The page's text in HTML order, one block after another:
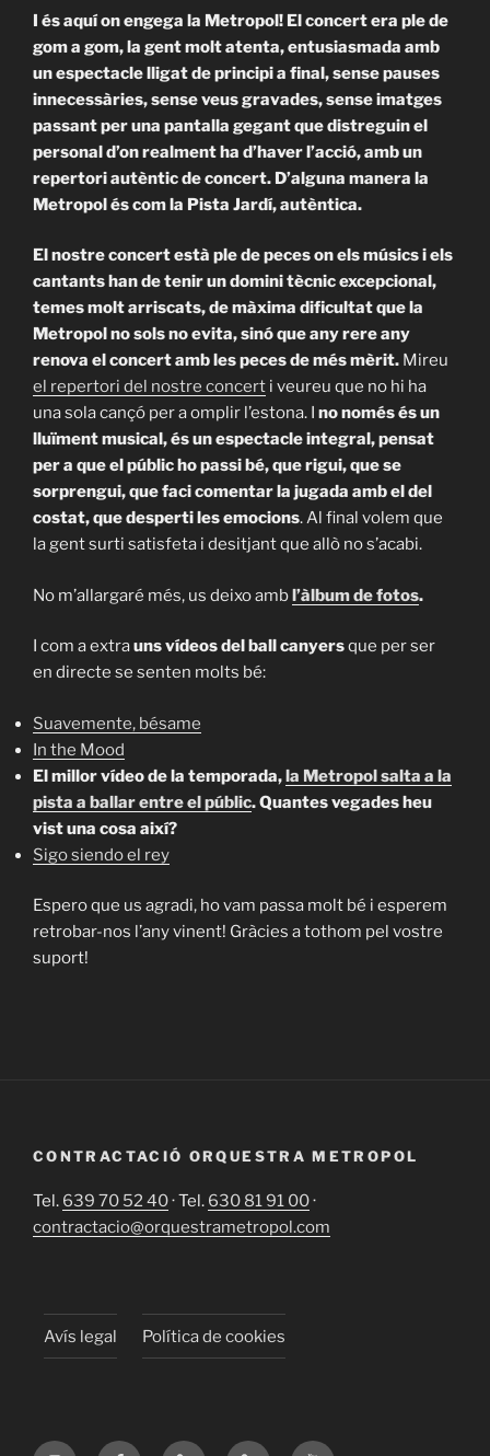
I és aquí on engega la Metropol! El concert era ple de
gom a gom, la gent molt atenta, entusiasmada amb
un espectacle lligat de principi a final, sense pauses
innecessàries, sense veus gravades, sense imatges
passant per una pantalla gegant que distreguin el
personal d’on realment ha d’haver l’acció, amb un
repertori autèntic de concert. D’alguna manera la
Metropol és com la Pista Jardí, autèntica.
El nostre concert està ple de peces on els músics i els
cantants han de tenir un domini tècnic excepcional,
temes molt arriscats, de màxima dificultat que la
Metropol no sols no evita, sinó que any rere any
renova el concert amb les peces de més mèrit. Mireu
el repertori del nostre concert i veureu que no hi ha
una sola cançó per a omplir l’estona. I no només és un
lluïment musical, és un espectacle integral, pensat
per a que el públic ho passi bé, que rigui, que se
sorprengui, que faci comentar la jugada amb el del
costat, que desperti les emocions. Al final volem que
la gent surti satisfeta i desitjant que allò no s’acabi.
No m’allargaré més, us deixo ambl’àlbum de fotos.
I com a extrauns vídeos del ball canyersque per ser
en directe se senten molts bé:
Suavemente, bésame
In the Mood
El millor vídeo de la temporada,la Metropol salta a la
pista a ballar entre el públic. Quantes vegades heu
vist una cosa així?
Sigo siendo el rey
Espero que us agradi, ho vam passa molt bé i esperem
retrobar-nos l’any vinent! Gràcies a tothom pel vostre
suport!
CONTRACTACIÓ ORQUESTRA METROPOL
Tel. 639 70 52 40· Tel. 630 81 91 00·
contractacio@orquestrametropol.com
Avís legal Política de cookies